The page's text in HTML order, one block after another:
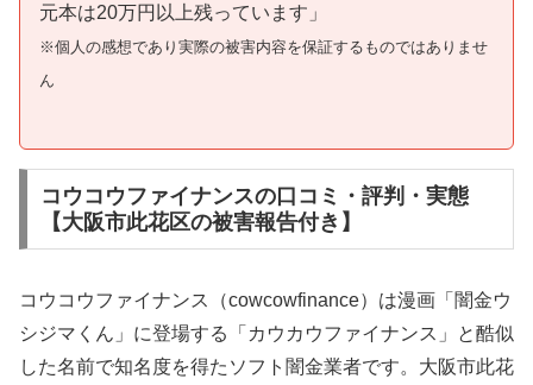
元本は20万円以上残っています」
※個人の感想であり実際の被害内容を保証するものではありませ
ん
コウコウファイナンスの口コミ・評判・実態
【大阪市此花区の被害報告付き】
コウコウファイナンス（cowcowfinance）は漫画「闇金ウ
シジマくん」に登場する「カウカウファイナンス」と酷似
した名前で知名度を得たソフト闇金業者です。大阪市此花